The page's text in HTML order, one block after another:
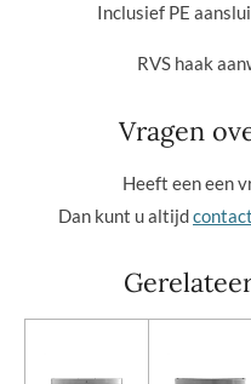
Inclusief PE
RVS haak
Vragen
Heeft een een
Dan kunt u altijd